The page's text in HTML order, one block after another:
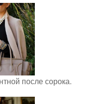
после сорока.